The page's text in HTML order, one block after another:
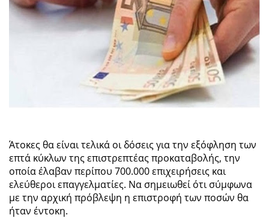
Άτοκες θα είναι τελικά οι δόσεις για την εξόφληση των
επτά κύκλων της επιστρεπτέας προκαταβολής, την
οποία έλαβαν περίπου 700.000 επιχειρήσεις και
ελεύθεροι επαγγελματίες. Να σημειωθεί ότι σύμφωνα
με την αρχική πρόβλεψη η επιστροφή των ποσών θα
ήταν έντοκη.